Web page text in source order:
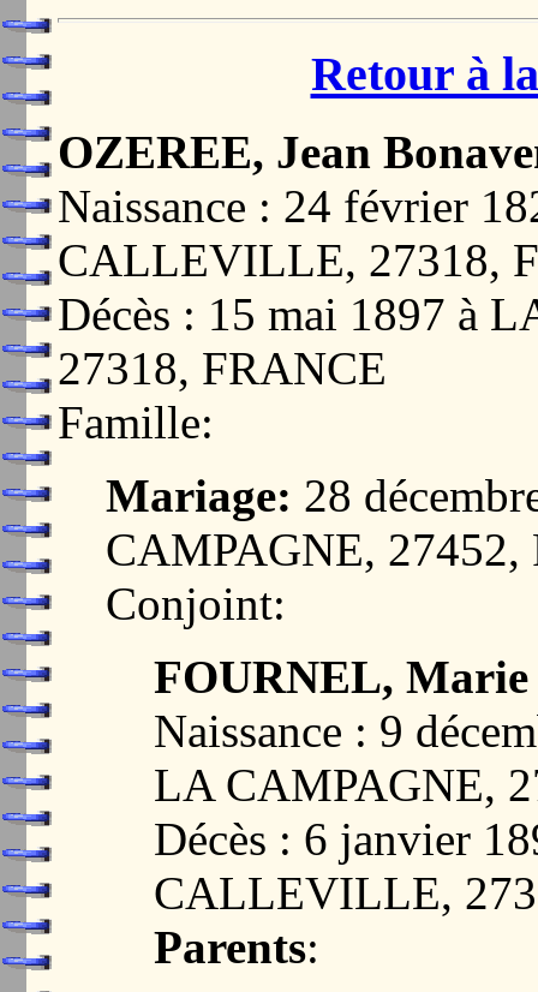
Retour à
OZEREE, Jean
Naissance : 24 février
CALLEVILLE, 27318,
Décès : 15 mai 1897 à
27318, FRANCE
Famille:
Mariage: 28
CAMPAGNE, 27452,
Conjoint:
FOURNEL, Marie
Naissance : 9
LA CAMPAGNE,
Décès : 6 janvier
CALLEVILLE,
Parents: